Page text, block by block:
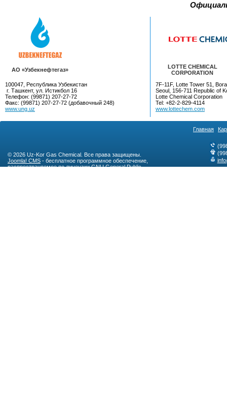
AO «Узбекнефтегаз»
LOTTE CHEMICAL
CORPORATION
100047, Республика Узбекистан
г. Ташкент, ул. Истикбол 16
Телефон: (99871) 207-27-72
Факс: (99871) 207-27-72 (добавочный 248)
www.ung.uz
7F-11F, Lotte Tower 51,
Seoul, 156-711 Republic of
Lotte Chemical Corporation
Tel: +82-2-829-4114
www.lottechem.com
Главная
© 2026 Uz-Kor Gas Chemical. Все права защищены.
Joomla! CMS - бесплатное программное обеспечение,
распространяемое по лицензииGNU General Public